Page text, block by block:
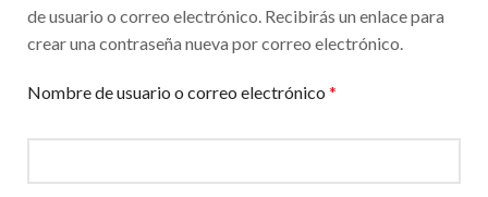
de usuario o correo electrónico. Recibirás un enlace para
crear una contraseña nueva por correo electrónico.
Nombre de usuario o correo electrónico *